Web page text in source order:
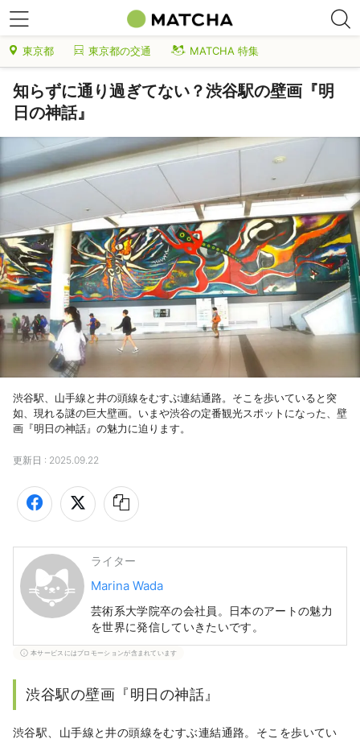
東京都 東京都の交通 MATCHA 特集
知らずに通り過ぎてない？渋谷駅の壁画『明
日の神話』
渋谷駅、山手線と井の頭線をむすぶ連結通路。そこを歩いていると突
如、現れる謎の巨大壁画。いまや渋谷の定番観光スポットになった、壁
画『明日の神話』の魅力に迫ります。
更新日 : 2025.09.22
ライター
Marina Wada
芸術系大学院卒の会社員。日本のアートの魅力
を世界に発信していきたいです。
本サービスにはプロモーションが含まれています
渋谷駅の壁画『明日の神話』
渋谷駅、山手線と井の頭線をむすぶ連結通路。そこを歩いてい